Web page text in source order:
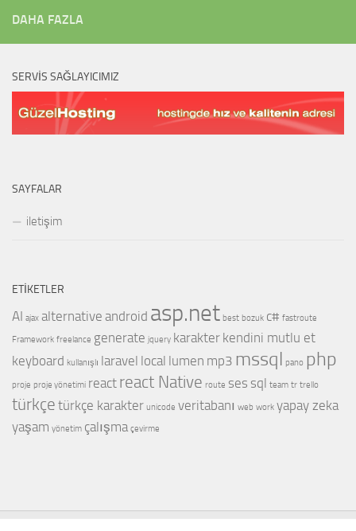
DAHA FAZLA
SERVIS SAĞLAYICIMIZ
SAYFALAR
iletişim
ETIKETLER
AI ajax alternative android asp.net best bozuk c# fastroute
Framework freelance generate jquery karakter kendini mutlu et
keyboard kullanışlı laravel local lumen mp3 mssql pano php
proje proje yönetimi react react Native route ses sql team tr trello
türkçe türkçe karakter unicode veritabanı web work yapay zeka
yaşam yönetim çalışma çevirme